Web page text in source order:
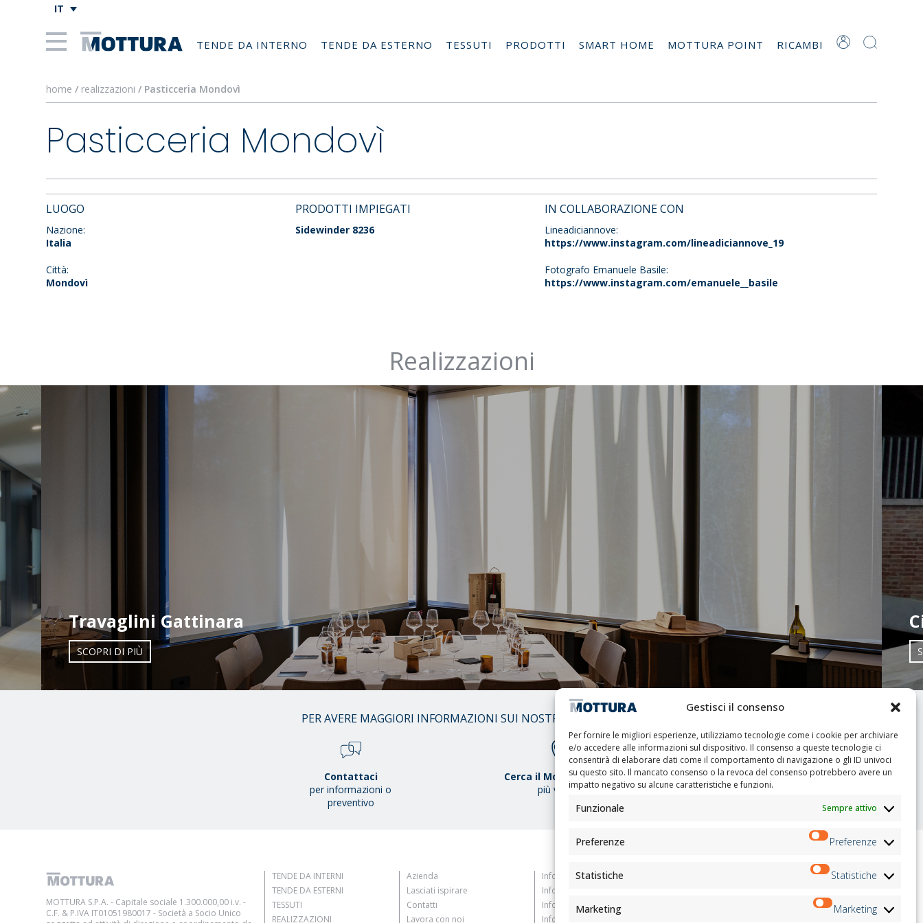
Gestisci il consenso
Per fornire le migliori esperienze, utilizziamo tecnologie come i cookie per archiviare
e/o accedere alle informazioni sul dispositivo. Il consenso a queste tecnologie ci
consentirà di elaborare dati come il comportamento di navigazione o gli ID univoci
su questo sito. Il mancato consenso o la revoca del consenso potrebbero avere un
impatto negativo su alcune caratteristiche e funzioni.
Funzionale Sempre attivo
Preferenze Preferenze
Statistiche Statistiche
Marketing Marketing
IT
TENDE DA INTERNO TENDE DA ESTERNO TESSUTI PRODOTTI SMART HOME MOTTURA POINT RICAMBI
home / realizzazioni / Pasticceria Mondovì
Pasticceria Mondovì
LUOGO
Nazione:
Italia
Città:
Mondovì
PRODOTTI IMPIEGATI
Sidewinder 8236
IN COLLABORAZIONE CON
Lineadiciannove:
https://www.instagram.com/lineadiciannove_19
Fotografo Emanuele Basile:
https://www.instagram.com/emanuele__basile
Realizzazioni
Travaglini Gattinara
SCOPRI DI PIÙ
/
PER AVERE MAGGIORI INFORMAZIONI SUI NOSTRI PRODOTTI
Contattaci
per informazioni o
preventivo
Cerca il Mottura Point
più vicino
MOTTURA S.P.A. - Capitale sociale 1.300.000,00 i.v. -
C.F. & P.IVA IT01051980017 - Società a Socio Unico
TENDE DA INTERNI
TENDE DA ESTERNI
TESSUTI
REALIZZAZIONI
Azienda
Lasciati ispirare
Contatti
Lavora con noi
Informativa Clienti
Informativa Fornitori
Informativa Candidati
Informativa Contatti